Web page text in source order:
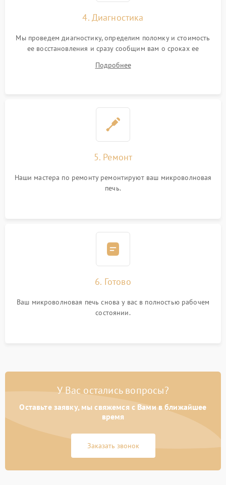
4. Диагностика
Мы проведем диагностику, определим поломку и стоимость
ее восстановления и сразу сообщим вам о сроках ее
Подробнее
5. Ремонт
Наши мастера по ремонту ремонтируют ваш микроволновая
печь.
6. Готово
Ваш микроволновая печь снова у вас в полностью рабочем
состоянии.
У Вас остались вопросы?
Оставьте заявку, мы свяжемся с Вами в ближайшее
время
Заказать звонок